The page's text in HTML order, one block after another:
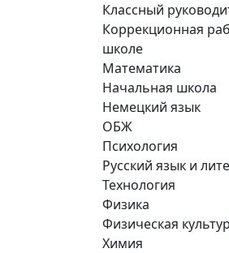
Классный
Коррекционная
школе
Математика
Начальная школа
Немецкий язык
ОБЖ
Психология
Русский язык и
Технология
Физика
Физическая
Химия